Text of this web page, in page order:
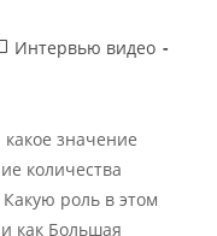
Интервью видео
значение
количества
роль в этом
как Большая